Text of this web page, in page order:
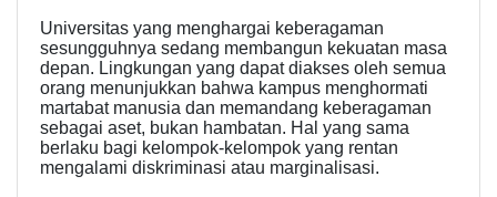
Universitas yang menghargai keberagaman
sesungguhnya sedang membangun kekuatan masa
depan. Lingkungan yang dapat diakses oleh semua
orang menunjukkan bahwa kampus menghormati
martabat manusia dan memandang keberagaman
sebagai aset, bukan hambatan. Hal yang sama
berlaku bagi kelompok-kelompok yang rentan
mengalami diskriminasi atau marginalisasi.